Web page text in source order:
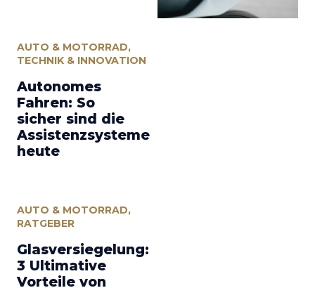
AUTO & MOTORRAD,
TECHNIK & INNOVATION
Autonomes
Fahren: So
sicher sind die
Assistenzsysteme
heute
AUTO & MOTORRAD,
RATGEBER
Glasversiegelung:
3 Ultimative
Vorteile von